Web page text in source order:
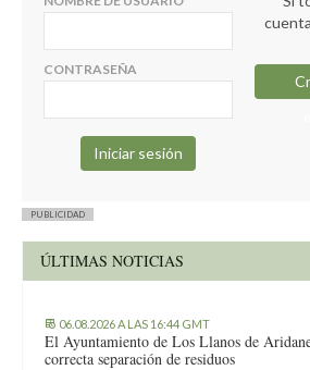
CONTRASEÑA
PUBLICIDAD
ÚLTIMAS NOTICIAS
06.08.2026 A LAS 16:44 GMT
El Ayuntamiento de Los Llanos de
correcta separación de residuos